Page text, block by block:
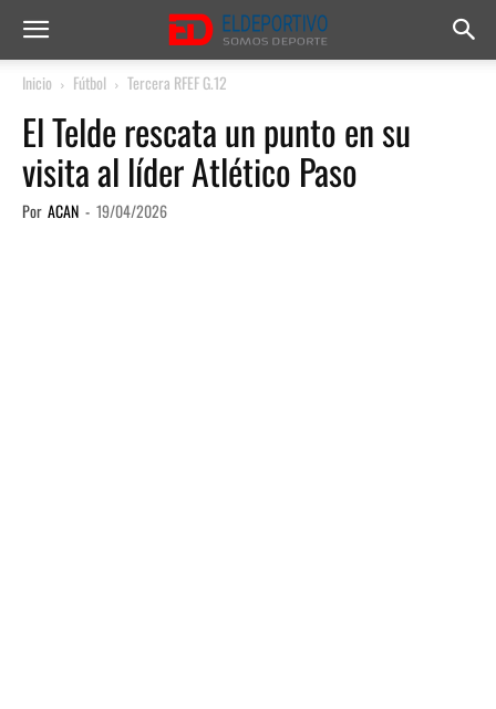
Inicio Fútbol Tercera RFEF G.12
El Telde rescata un punto en su
visita al líder Atlético Paso
Por ACAN - 19/04/2026